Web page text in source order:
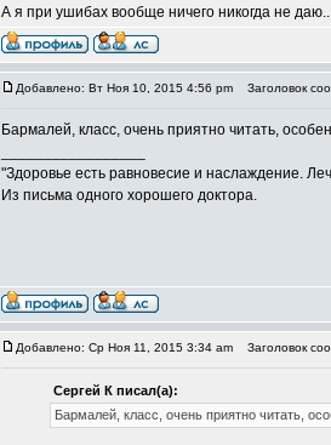
А я при ушибах вообще ничего никогда не
Добавлено: Вт Ноя 10, 2015 4:56 pm Заголовок
Бармалей, класс, очень приятно читать,
"Здоровье есть равновесие и наслаждение.
Из письма одного хорошего доктора.
Добавлено: Ср Ноя 11, 2015 3:34 am Заголовок
Сергей К писал(а):
Бармалей, класс, очень приятно читать,